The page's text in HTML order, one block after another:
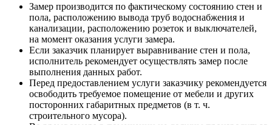
Замер производится по фактическому состоянию стен и
пола, расположению вывода труб водоснабжения и
канализации, расположению розеток и выключателей,
на момент оказания услуги замера.
Если заказчик планирует выравнивание стен и пола,
исполнитель рекомендует осуществлять замер после
выполнения данных работ.
Перед предоставлением услуги заказчику рекомендуется
освободить требуемое помещение от мебели и других
посторонних габаритных предметов (в т. ч.
строительного мусора).